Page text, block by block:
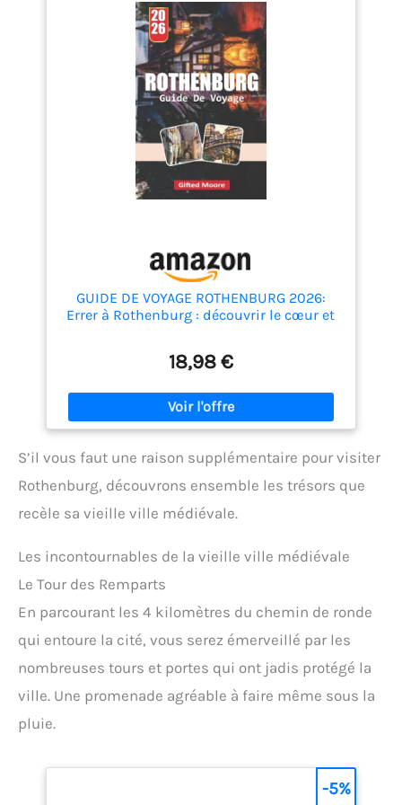
peut désactiver tous les récepteurs connectés par
le bouton; améliorer l'efficacité Conception
conviviale; une fonction de touche de touche et un
bouton pour définir la même fonction de canal;
Gardez votre temps précieux
GUIDE DE VOYAGE ROTHENBURG 2026:
Errer à Rothenburg : découvrir le cœur et
18,98 €
S’il vous faut une raison supplémentaire pour visiter
Rothenburg, découvrons ensemble les trésors que
recèle sa vieille ville médiévale.
Les incontournables de la vieille ville médiévale
Le Tour des Remparts
En parcourant les 4 kilomètres du chemin de ronde
qui entoure la cité, vous serez émerveillé par les
nombreuses tours et portes qui ont jadis protégé la
ville. Une promenade agréable à faire même sous la
pluie.
-5%